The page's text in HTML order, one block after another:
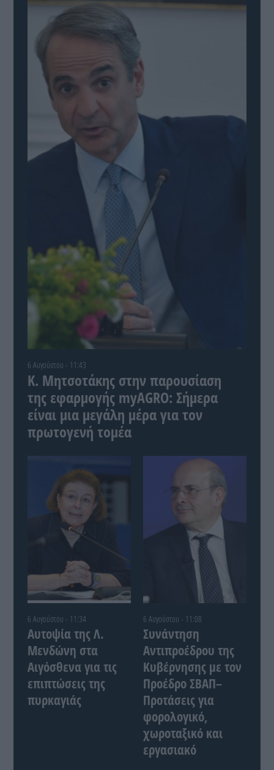
6 Αυγούστου - 11:43
Κ. Μητσοτάκης στην παρουσίαση
της εφαρμογής myAGRO: Σήμερα
είναι μια μεγάλη μέρα για τον
πρωτογενή τομέα
6 Αυγούστου - 11:34
Αυτοψία της Λ.
Μενδώνη στα
Αιγόσθενα για τις
επιπτώσεις της
πυρκαγιάς
6 Αυγούστου - 11:08
Συνάντηση
Αντιπροέδρου της
Κυβέρνησης με τον
Προέδρο ΣΒΑΠ–
Προτάσεις για
φορολογικό,
χωροταξικό και
εργασιακό